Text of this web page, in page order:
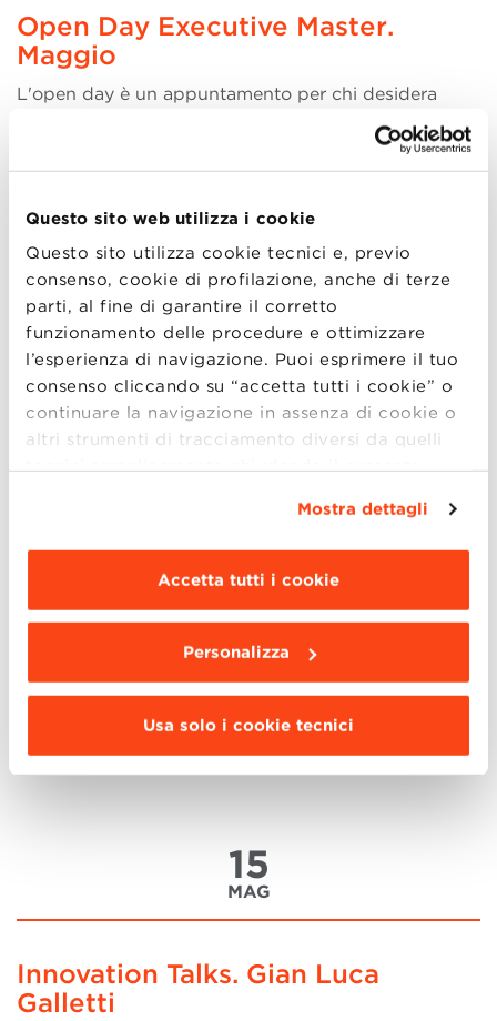
Questo sito web utilizza i cookie
Questo sito utilizza cookie tecnici e, previo
consenso, cookie di profilazione, anche di terze
parti, al fine di garantire il corretto
funzionamento delle procedure e ottimizzare
l’esperienza di navigazione. Puoi esprimere il tuo
consenso cliccando su “accetta tutti i cookie” o
continuare la navigazione in assenza di cookie o
altri strumenti di tracciamento diversi da quelli
tecnici semplicemente chiudendo il presente
Dettagli ”. Per
modificare le impostazioni di navigazione e
scegliere le funzionalità, le terze parti e i cookie
Mostra dettagli
Accetta tutti i cookie
Personalizza
Usa solo i cookie tecnici
Open Day Executive Master.
Maggio
L'open day è un appuntamento per chi desidera
aggiornare e approfondire le proprie competenze
professionali. I Direttori presenteranno i diversi
Master e saranno disponibili per un confronto e per
saranno presentati i seguenti programmi: MBA Part-
time (Ser (more..)
17
MAG
La digitalizzazione della Supply
Chain ed il Toyota Human Touch.
Casi a confronto
della vita privata e professionale di ciascuno. Come
influisce l’industry 4.0 sulla gestione della supply
chain ? La possibilità di interconnessione tra fornitori,
azienda e clienti modifica radicalmente il modo di
concepire e gestire i flussi di (more..)
15
MAG
Innovation Talks. Gian Luca
Galletti